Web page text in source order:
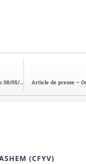
Articlle de presse – L’écho républicain du 08/05/2018 Article de presse –
(CFYV)